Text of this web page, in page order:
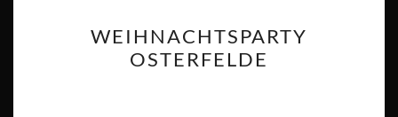
OSTERFELDE
WEIHNACHTSPARTY
OSTERFELDE